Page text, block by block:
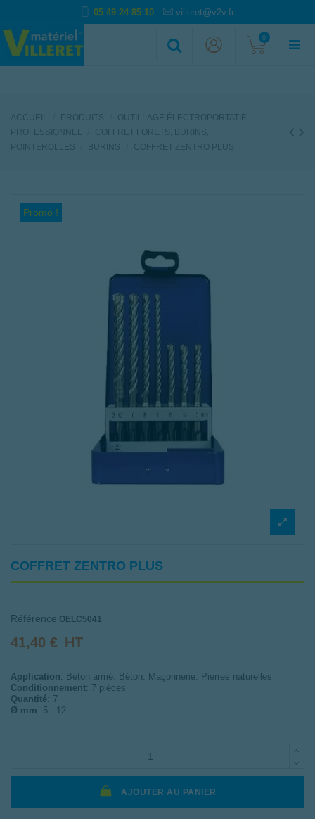
05 49 24 85 10 villeret@v2v.fr
0
ACCUEIL PRODUITS
OUTILLAGE ÉLECTROPORTATIF
PROFESSIONNEL
COFFRET FORETS, BURINS,
POINTEROLLES
BURINS COFFRET ZENTRO PLUS
Promo !
COFFRET ZENTRO PLUS
Référence OELC5041
41,40 € HT
Application: Béton armé. Béton. Maçonnerie. Pierres naturelles
Conditionnement: 7 pièces
Quantité: 7
Ø mm: 5 - 12
AJOUTER AU PANIER